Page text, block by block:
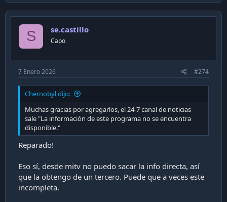
c
t
o
n
S se.castillo
Capo
7 Enero 2026 #274
Chernobyl dijo:
Muchas gracias por agregarlos, el 24-7 canal de noticias
sale "La información de este programa no se encuentra
disponible."
Reparado!
Eso sí, desde mitv no puedo sacar la info directa, así
que la obtengo de un tercero. Puede que a veces este
incompleta.